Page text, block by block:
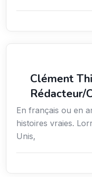
Clément
Rédacteur/
En français ou en
histoires vraies.
Unis,